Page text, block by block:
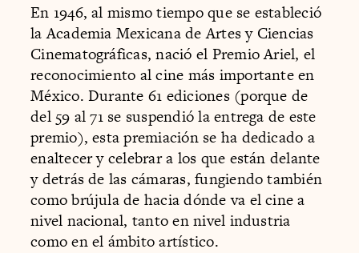
En 1946, al mismo tiempo que se estableció
la Academia Mexicana de Artes y Ciencias
Cinematográficas, nació el Premio Ariel, el
reconocimiento al cine más importante en
México. Durante 61 ediciones (porque de
del 59 al 71 se suspendió la entrega de este
premio), esta premiación se ha dedicado a
enaltecer y celebrar a los que están delante
y detrás de las cámaras, fungiendo también
como brújula de hacia dónde va el cine a
nivel nacional, tanto en nivel industria
como en el ámbito artístico.